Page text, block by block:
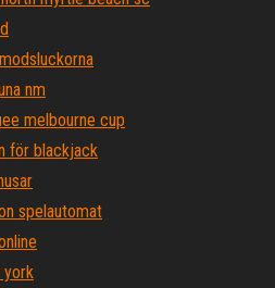
nm
melbourne cup
för blackjack
spelautomat
york